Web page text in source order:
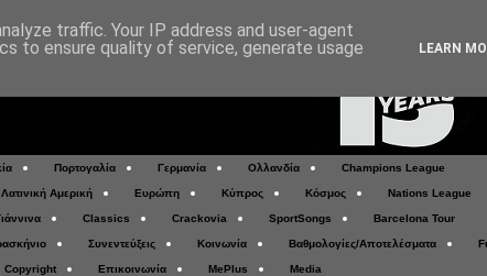
Πορτογαλία Γερμανία Ολλανδία Champions League
Λατινική Αμερική Ευρώπη Κύπρος Κόσμος Nations League
Classics Crackovia SportSongs Barcelona Tour
Συνεντεύξεις Κοινωνία Βαθμολογίες/Αποτελέσματα
Copyright Επικοινωνία MePlus Media
traffic. Your IP address and user-agent
to ensure quality of service, generate usage
LEARN